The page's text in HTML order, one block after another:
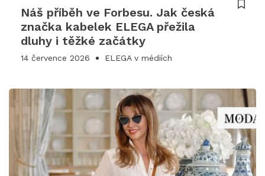
Náš příběh ve Forbesu. Jak česká
značka kabelek ELEGA přežila
dluhy i těžké začátky
14 července 2026 ELEGA v médiích